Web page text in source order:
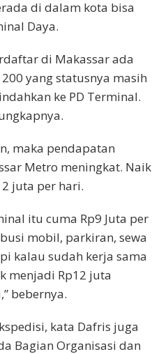
di dalam kota bisa
Daya.
di Makassar ada
yang statusnya masih
ke PD Terminal.
maka pendapatan
Metro meningkat. Naik
juta per hari.
itu cuma Rp9 Juta per
mobil, parkiran, sewa
kalau sudah kerja sama
menjadi Rp12 juta
bebernya.
kata Dafris juga
Bagian Organisasi dan